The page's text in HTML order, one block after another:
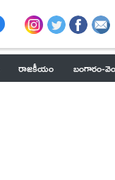
రాజకీయం బంగారం-